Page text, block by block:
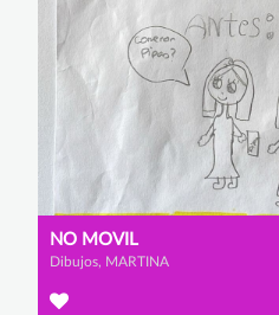
NO MOVIL
Dibujos, MARTINA